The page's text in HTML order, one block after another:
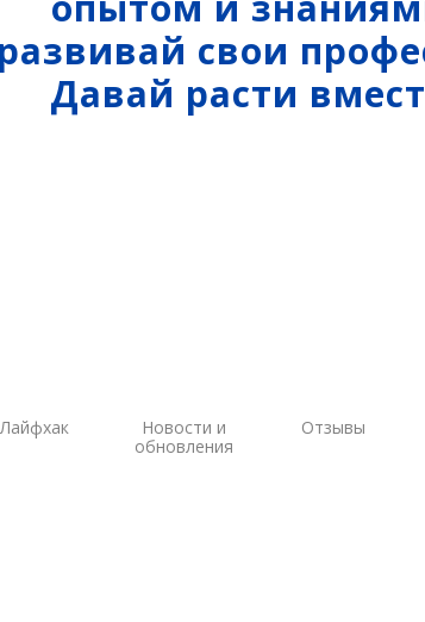
грейдеры
бульдозеры
Интерферометрические
радары
Геоскан
DJI
свои
Давай расти
Лайфхак
Новости и
обновления
Отзывы